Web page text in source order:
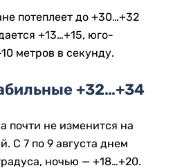
потеплеет до +30…+32
+13…+15, юго-
метров в секунду.
+32…+34
почти не изменится на
С 7 по 9 августа днем
ночью — +18…+20.